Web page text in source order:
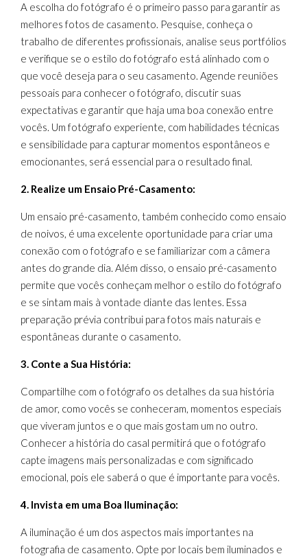
A escolha do fotógrafo é o primeiro passo para garantir as
melhores fotos de casamento. Pesquise, conheça o
trabalho de diferentes profissionais, analise seus portfólios
e verifique se o estilo do fotógrafo está alinhado com o
que você deseja para o seu casamento. Agende reuniões
pessoais para conhecer o fotógrafo, discutir suas
expectativas e garantir que haja uma boa conexão entre
vocês. Um fotógrafo experiente, com habilidades técnicas
e sensibilidade para capturar momentos espontâneos e
emocionantes, será essencial para o resultado final.
2. Realize um Ensaio Pré-Casamento:
Um ensaio pré-casamento, também conhecido como ensaio
de noivos, é uma excelente oportunidade para criar uma
conexão com o fotógrafo e se familiarizar com a câmera
antes do grande dia. Além disso, o ensaio pré-casamento
permite que vocês conheçam melhor o estilo do fotógrafo
e se sintam mais à vontade diante das lentes. Essa
preparação prévia contribui para fotos mais naturais e
espontâneas durante o casamento.
3. Conte a Sua História:
Compartilhe com o fotógrafo os detalhes da sua história
de amor, como vocês se conheceram, momentos especiais
que viveram juntos e o que mais gostam um no outro.
Conhecer a história do casal permitirá que o fotógrafo
capte imagens mais personalizadas e com significado
emocional, pois ele saberá o que é importante para vocês.
4. Invista em uma Boa Iluminação:
A iluminação é um dos aspectos mais importantes na
fotografia de casamento. Opte por locais bem iluminados e